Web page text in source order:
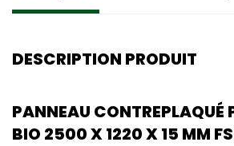
DESCRIPTION PRODUIT
PANNEAU CONTREPLAQUÉ
BIO 2500 X 1220 X 15 MM